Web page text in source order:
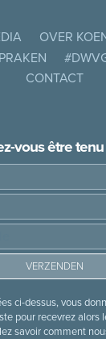
OVER
CONTACT
vous être
ci-dessus, vous
pour recevrez alors
savoir comment